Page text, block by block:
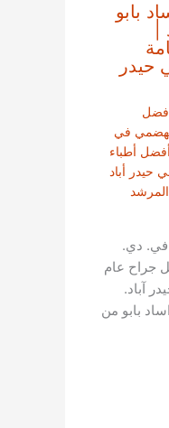
بابو
حيدر
في
أفضل أطباء
حيدر أباد
المرشد
في. دي.
جراح عام
آباد.
بابو من